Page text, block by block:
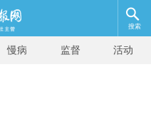
搜索
慢病 监督 活动